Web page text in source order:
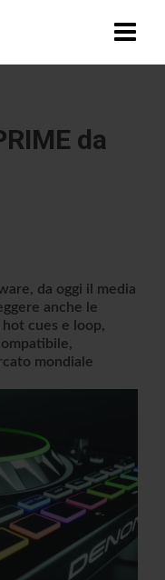
da
da oggi il media
anche le
cues e loop,
mondiale